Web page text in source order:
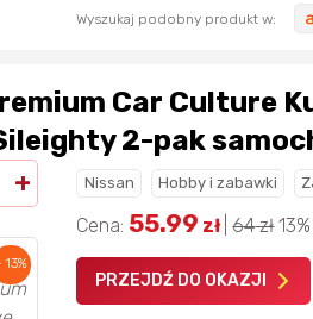
Wyszukaj podobny produkt w:
Car Culture
2-pak
+ Nissan Hobby i zabawki
13%
Cena: 55.99 zł 64zł 13%
PRZEJDŹ DO OKAZJI